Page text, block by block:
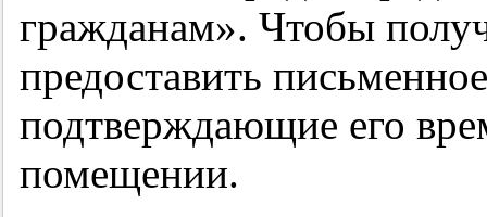
гражданам». Чтобы
предоставить
подтверждающие его
помещении.